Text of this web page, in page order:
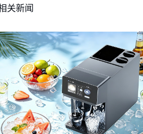
关新闻